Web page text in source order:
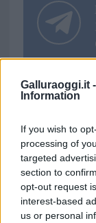
Galluraoggi.it -
Information
If you wish to
processing of
targeted
section to
opt-out request
interest-based
us or personal
Condividi